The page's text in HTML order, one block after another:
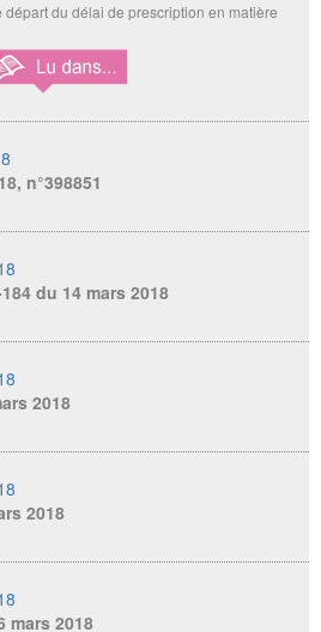
départ du délai de prescription en matière
n°398851
du 14 mars 2018
2018
2018
mars 2018